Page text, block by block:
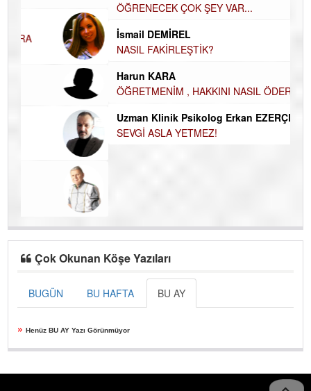
ÖĞRENECEK ÇOK ŞEY VAR...
İsmail DEMİREL
NASIL FAKİRLEŞTİK?
Harun KARA
ÖĞRETMENİM , HAKKINI NASIL ÖDERİM !
Uzman Klinik Psikolog Erkan EZERÇE
SEVGİ ASLA YETMEZ!
Çok Okunan Köşe Yazıları
BUGÜN BU HAFTA BU AY
» Henüz BU AY Yazı Görünmüyor